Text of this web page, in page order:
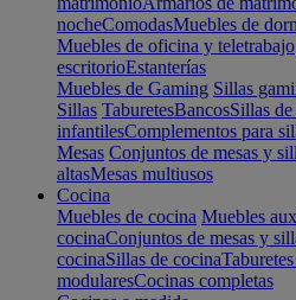
nocheComodasMuebles de
Muebles de oficina y teletrabajo
escritorioEstanterías
Muebles de Gaming Sillas
Sillas TaburetesBancosSillas
infantilesComplementos para
Mesas Conjuntos de mesas y
altasMesas multiusos
Cocina
Muebles de cocina Muebles
cocinaConjuntos de mesas y
cocinaSillas de cocina
modularesCocinas completas